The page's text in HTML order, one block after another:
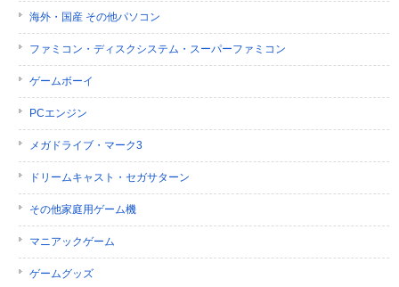
海外・国産 その他パソコン
ファミコン・ディスクシステム・スーパーファミコン
ゲームボーイ
PCエンジン
メガドライブ・マーク3
ドリームキャスト・セガサターン
その他家庭用ゲーム機
マニアックゲーム
ゲームグッズ